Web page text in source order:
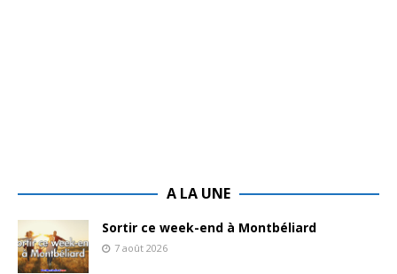
A LA UNE
Sortir ce week-end à Montbéliard
7 août 2026